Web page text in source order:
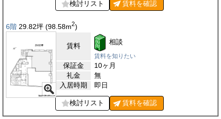
検討リスト 賃料を確認
6階 29.82坪 (98.58m2)
賃料 相談
賃料を知りたい
保証金
10ヶ月
礼金
無
入居時期
即日
検討リスト 賃料を確認